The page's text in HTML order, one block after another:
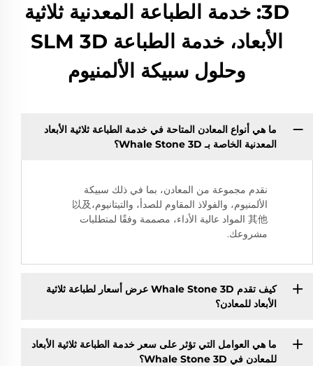
3D: خدمة الطباعة المعدنية ثلاثية
الأبعاد، خدمة الطباعة SLM 3D
وحلول سبيكة الألمنيوم
ما هي أنواع المعادن المتاحة في خدمة الطباعة ثلاثية الأبعاد
المعدنية الخاصة بـ Whale Stone 3D؟
نقدم مجموعة من المعادن، بما في ذلك سبيكة
الألمنيوم، والفولاذ المقاوم للصدأ، والتيتانيوم،以及
其他 المواد عالية الأداء، مصممة وفقًا لمتطلبات
مشروعك.
كيف تقدم Whale Stone 3D عرض أسعار لطباعة ثلاثية
الأبعاد للمعادن؟
ما هي العوامل التي تؤثر على سعر خدمة الطباعة ثلاثية الأبعاد
للمعادن في Whale Stone 3D؟